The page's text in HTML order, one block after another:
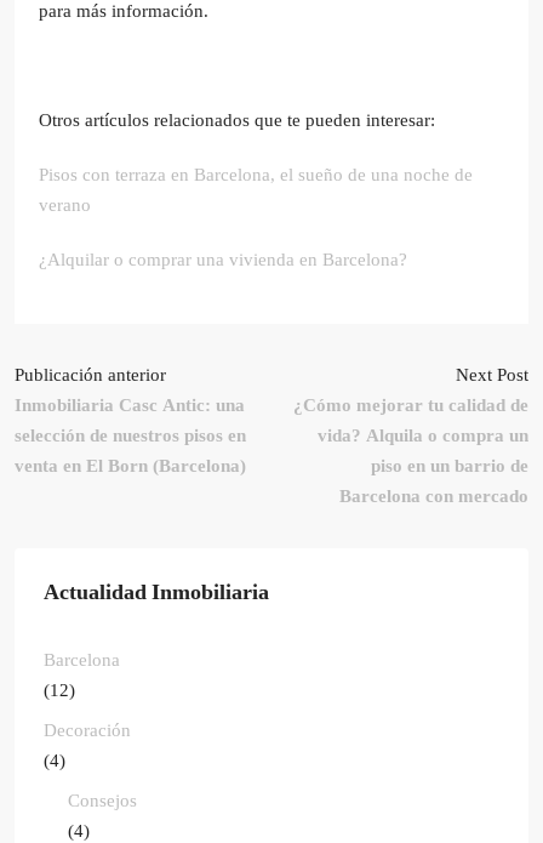
para más información.
Otros artículos relacionados que te pueden interesar:
Pisos con terraza en Barcelona, el sueño de una noche de
verano
¿Alquilar o comprar una vivienda en Barcelona?
Publicación anterior
Inmobiliaria Casc Antic: una
selección de nuestros pisos en
venta en El Born (Barcelona)
Next Post
¿Cómo mejorar tu calidad de
vida? Alquila o compra un
piso en un barrio de
Barcelona con mercado
Actualidad Inmobiliaria
Barcelona
(12)
Decoración
(4)
Consejos
(4)